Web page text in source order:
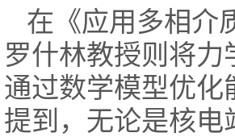
在《应用多相介
罗什林教授则将
通过数学模型优化
提到，无论是核电